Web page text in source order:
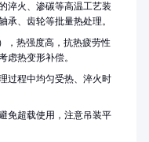
淬火、渗碳等高温工艺装
承、齿轮等批量热处理。
，热强度高，抗热疲劳性
虑热变形补偿。
过程中均匀受热、淬火时
免超载使用，注意吊装平